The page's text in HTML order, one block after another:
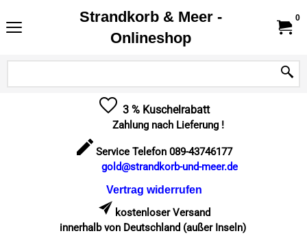
Strandkorb & Meer -
Onlineshop
0
3 % Kuschelrabatt
Zahlung nach Lieferung !
Service Telefon 089-43746177
gold@strandkorb-und-meer.de
Vertrag widerrufen
kostenloser Versand
innerhalb von Deutschland (außer Inseln)